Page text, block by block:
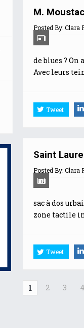
M.
Posted By:Clara
de blues ?
Avec leurs
Tweet
Saint
Posted By:Clara
sac à dos
zone tactile
Tweet
1 2 3